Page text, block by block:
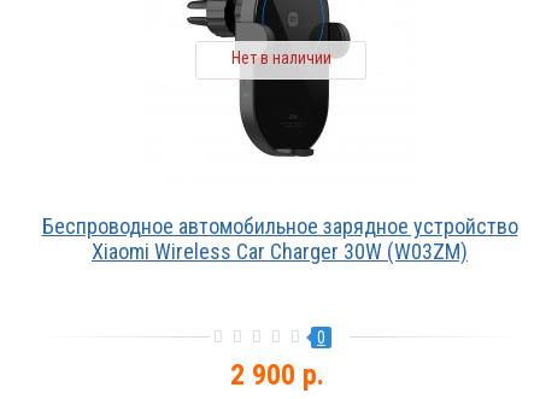
Нет в наличии
Беспроводное автомобильное зарядное устройство
Xiaomi Wireless Car Charger 30W (W03ZM)
0
2 900 р.